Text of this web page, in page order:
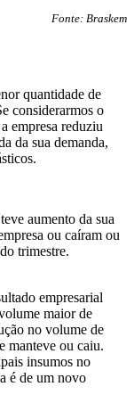
Fonte: Braskem
quantidade de
considerarmos o
empresa reduziu
da sua demanda,
aumento da sua
ou caíram ou
trimestre.
empresarial
maior de
no volume de
manteve ou caiu.
insumos no
é de um novo